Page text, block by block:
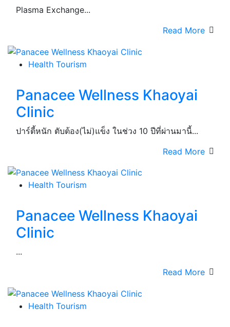
Plasma Exchange...
Read More
Health Tourism
Panacee Wellness Khaoyai
Clinic
ปาร์ตี้หนัก ตับต้อง(ไม่)แข็ง ในช่วง 10 ปีที่ผ่านมานี้...
Read More
Health Tourism
Panacee Wellness Khaoyai
Clinic
...
Read More
Health Tourism